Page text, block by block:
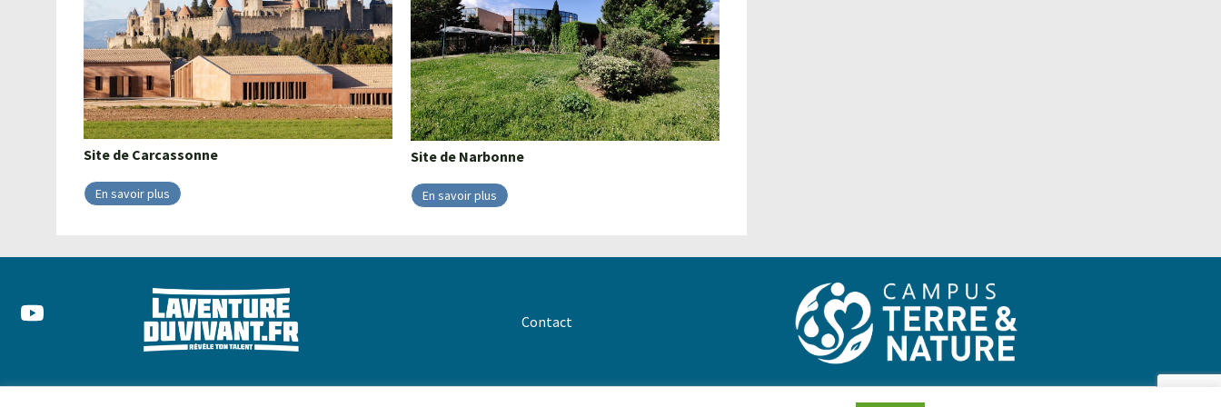
Site de Carcassonne
En savoir plus
Site de Narbonne
En savoir plus
Contact